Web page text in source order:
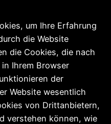
um Ihre Erfahrung
die Website
die Cookies, die nach
Ihrem Browser
der
Website wesentlich
von Drittanbietern,
verstehen können, wie